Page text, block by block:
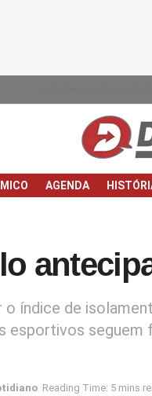
AGENDA
o índice de
esportivos seguem
Reading Time: 5 mins